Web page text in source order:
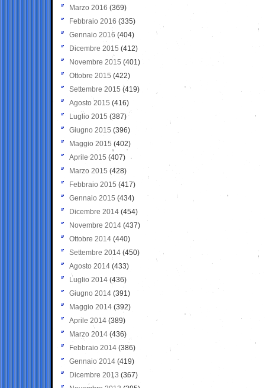
Marzo 2016 (369)
Febbraio 2016 (335)
Gennaio 2016 (404)
Dicembre 2015 (412)
Novembre 2015 (401)
Ottobre 2015 (422)
Settembre 2015 (419)
Agosto 2015 (416)
Luglio 2015 (387)
Giugno 2015 (396)
Maggio 2015 (402)
Aprile 2015 (407)
Marzo 2015 (428)
Febbraio 2015 (417)
Gennaio 2015 (434)
Dicembre 2014 (454)
Novembre 2014 (437)
Ottobre 2014 (440)
Settembre 2014 (450)
Agosto 2014 (433)
Luglio 2014 (436)
Giugno 2014 (391)
Maggio 2014 (392)
Aprile 2014 (389)
Marzo 2014 (436)
Febbraio 2014 (386)
Gennaio 2014 (419)
Dicembre 2013 (367)